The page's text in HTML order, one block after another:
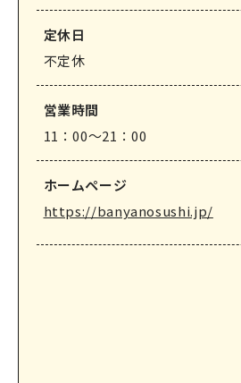
サイトマップ
定休⽇
不定休
営業時間
11：00～21：00
ホームページ
https://banyanosushi.jp/